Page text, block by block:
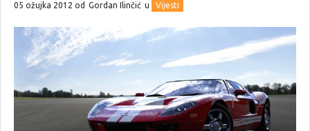
05 ožujka 2012 od Gordan Ilinčić u Vijesti